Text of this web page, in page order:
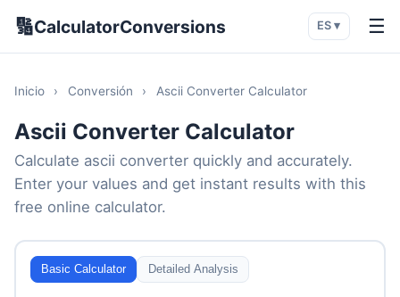
🔢CalculatorConversions ES ▾ ☰
Inicio › Conversión › Ascii Converter Calculator
Ascii Converter Calculator
Calculate ascii converter quickly and accurately.
Enter your values and get instant results with this
free online calculator.
Basic Calculator Detailed Analysis